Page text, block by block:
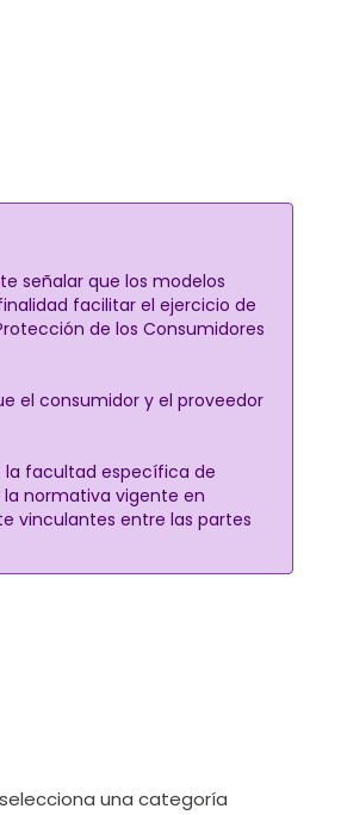
señalar que los modelos
facilitar el ejercicio de
de los Consumidores
el consumidor y el proveedor
la facultad específica de
normativa vigente en
vinculantes entre las partes
una categoría